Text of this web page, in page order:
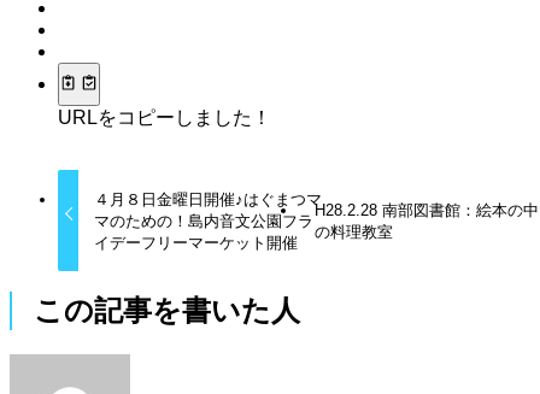
URLをコピーしました！
４月８日金曜日開催♪はぐまつマ
マのための！島内音文公園フラ
イデーフリーマーケット開催
H28.2.28 南部図書館：絵本の中
の料理教室
この記事を書いた人